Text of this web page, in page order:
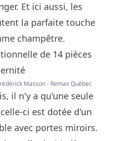
Et ici aussi, les
la parfaite touche
champêtre.
Masson - Remax Québec
il n'y a qu'une seule
ci est dotée d'un
avec portes miroirs.